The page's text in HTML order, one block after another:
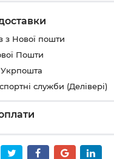
з Нової пошти
Пошти
Укрпошта
служби (Делівері)